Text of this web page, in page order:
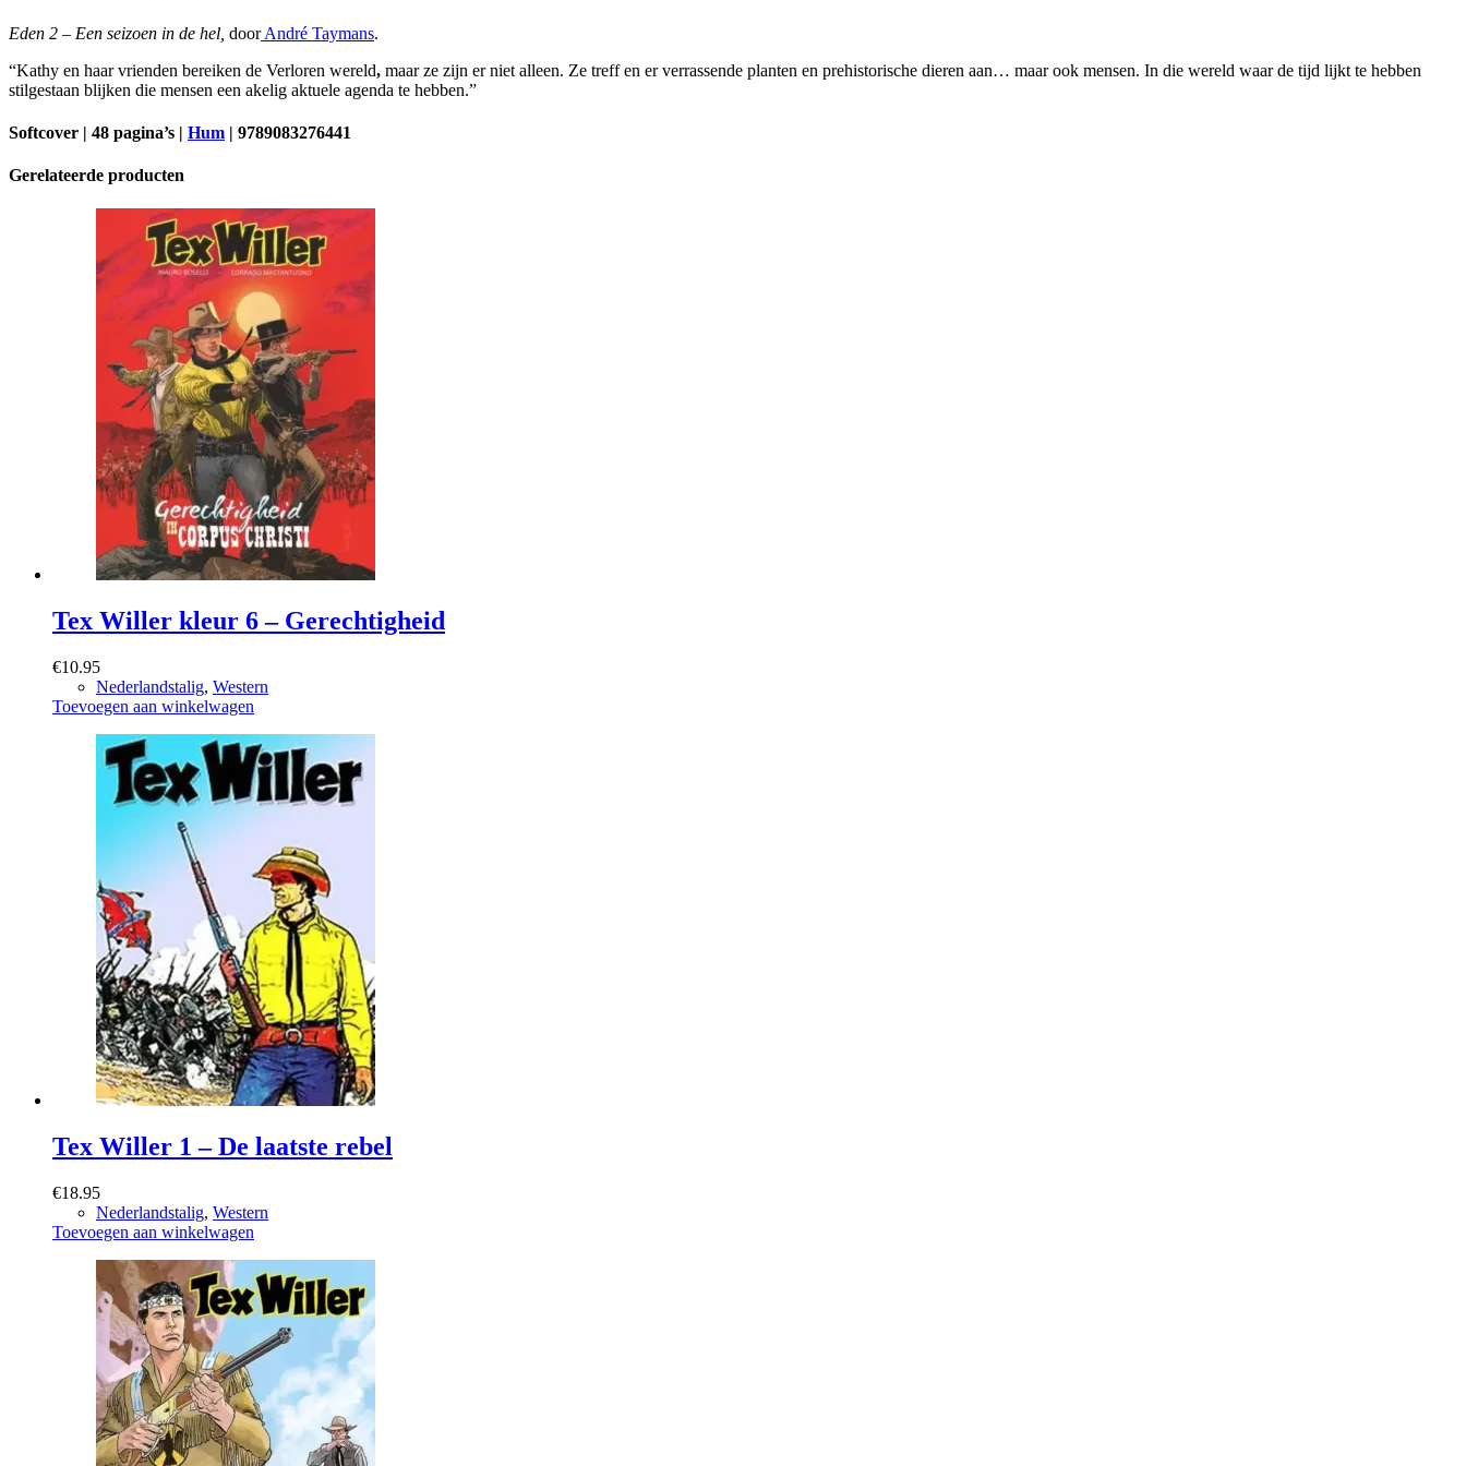
Eden 2 – Een seizoen in de hel, doorAndré Taymans.
“Kathy en haar vrienden bereiken de Verloren wereld, maar ze zijn er niet alleen. Ze treff en er verrassende planten en prehistorische dieren aan… maar ook mensen. In die wereld waar de tijd lijkt te hebben
stilgestaan blijken die mensen een akelig aktuele agenda te hebben.”
Softcover | 48 pagina’s | Hum | 9789083276441
Gerelateerde producten
Tex Willer kleur 6 – Gerechtigheid
€10.95
Nederlandstalig, Western
Toevoegen aan winkelwagen
Tex Willer 1 – De laatste rebel
€18.95
Nederlandstalig, Western
Toevoegen aan winkelwagen